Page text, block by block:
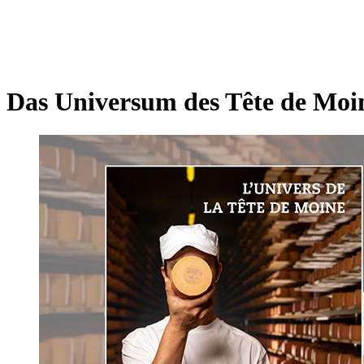
Das Universum des Tête de